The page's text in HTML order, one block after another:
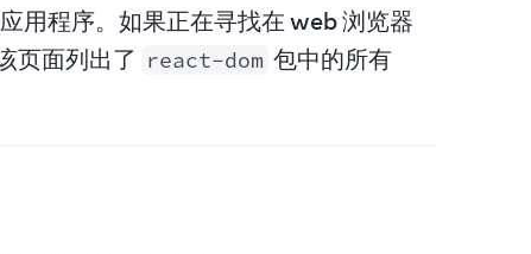
用程序。如果正在寻找在 web 浏览器
页面列出了 react-dom 包中的所有